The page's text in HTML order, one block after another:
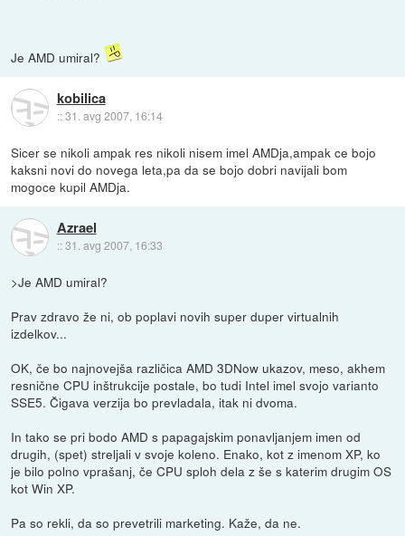
Je AMD umiral?
kobilica
::31. avg 2007, 16:14
Sicer se nikoli ampak res nikoli nisem imel AMDja,ampak ce bojo
kaksni novi do novega leta,pa da se bojo dobri navijali bom
mogoce kupil AMDja.
Azrael
::31. avg 2007, 16:33
>Je AMD umiral?
Prav zdravo že ni, ob poplavi novih super duper virtualnih
izdelkov...
OK, če bo najnovejša različica AMD 3DNow ukazov, meso, akhem
resnične CPU inštrukcije postale, bo tudi Intel imel svojo varianto
SSE5. Čigava verzija bo prevladala, itak ni dvoma.
In tako se pri bodo AMD s papagajskim ponavljanjem imen od
drugih, (spet) streljali v svoje koleno. Enako, kot z imenom XP, ko
je bilo polno vprašanj, če CPU sploh dela z še s katerim drugim OS
kot Win XP.
Pa so rekli, da so prevetrili marketing. Kaže, da ne.